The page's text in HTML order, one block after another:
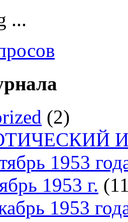
...
(2)
1953
1953 г.
1953